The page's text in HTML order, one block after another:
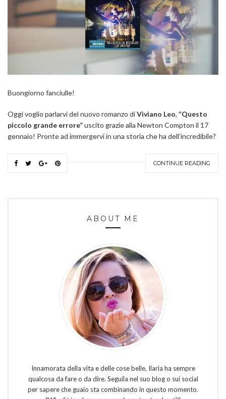
Buongiorno fanciulle!
Oggi voglio parlarvi del nuovo romanzo diViviano Leo, “Questo
piccolo grande errore”uscito grazie alla Newton Compton il 17
gennaio! Pronte ad immergervi in una storia che ha dell’incredibile?
CONTINUE READING
ABOUT ME
Innamorata della vita e delle cose belle, Ilaria ha sempre
qualcosa da fare o da dire. Seguila nel suo blog o sui social
per sapere che guaio sta combinando in questo momento.